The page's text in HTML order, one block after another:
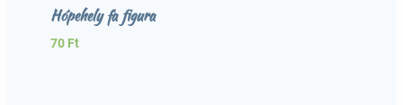
Hópehely fa figura
70 Ft